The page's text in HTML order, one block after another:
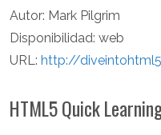
Autor: Mark Pilgrim
Disponibilidad: web
URL: http://
HTML5 Quick